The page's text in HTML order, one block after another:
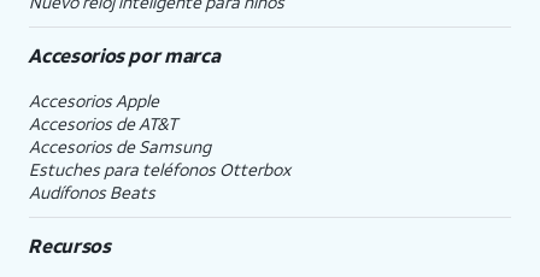
Accesorios por marca
Accesorios Apple
Accesorios deAT&T
Accesorios de Samsung
Estuches para teléfonos Otterbox
Audífonos Beats
Recursos